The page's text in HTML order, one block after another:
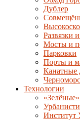
Дублер
Развязки
Мосты и
Парковки
Порты и
Канатные
Технологии
Институт